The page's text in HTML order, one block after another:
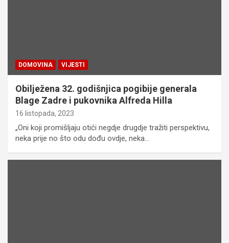
DOMOVINA VIJESTI
Obilježena 32. godišnjica pogibije generala
Blage Zadre i pukovnika Alfreda Hilla
16 listopada, 2023
„Oni koji promišljaju otići negdje drugdje tražiti perspektivu,
neka prije no što odu dođu ovdje, neka…